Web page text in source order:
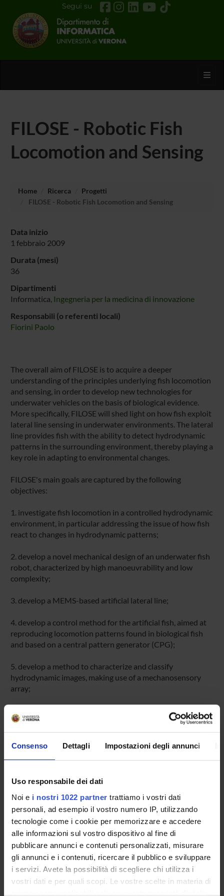
Consenso Dettagli Impostazioni degli annunci
Uso responsabile dei dati
Noi e i nostri 1022 partner trattiamo i vostri dati
personali, ad esempio il vostro numero IP, utilizzando
tecnologie come i cookie per memorizzare e accedere
alle informazioni sul vostro dispositivo al fine di
pubblicare annunci e contenuti personalizzati, misurare
gli annunci e i contenuti, ricercare il pubblico e sviluppare
i servizi. Avete la possibilità di scegliere chi utilizza i
vostri dati e per quali scopi. Le vostre scelte in materia di
privacy sono applicabili solo su questa proprietà digitale
Segui su
FILOSE - Robotic Fish
Locomotion and Sensing
Home Ricerca
Progetti
FILOSE - Robotic Fish Locomotion and Sensing
Data inizio
1 febbraio 2009
Durata (mesi)
36
Dipartimenti
Informatica, Ingegneria per la medicina di innovazione
Responsabili (o referenti locali)
Fiorini Paolo
The overall aim of FILOSE is to acquire a deeper
understanding of the principles underlying fish locomotion
and sensing, in order to develop new technologies for
underwater vehicles on the basis of biological evidence.
More specifically, FILOSE will shed light on how fish exploit
lateral line sensing in underwater environments. The lateral
line provides fish with the ability to detect hydrodynamic
patterns in the surrounding environment, thereby playing a
key role in adapting to environmental changes.
FILOSE's main goals are captured by the following
objectives:
1. investigate fish locomotion in a controlled hydrodynamic
environment, in particular addressing the issue of how fish
react to changes in hydrodynamic patterns;
2. develop a novel mechanical design of an underwater fish
robot, characterized by high manoeuvrability and low
complexity;
3. develop a MEMS-based artificial lateral line;
4. develop a control method for the artificial fish, aimed at
reproducing locomotion patterns found in biological fish
and based on a central pattern generator (CPG);
5. develop a method to characterize and classify
hydrodynamic images, making use of a mechanosensory
array;
6. develop a classification method to couple detected
hydrodynamic events with locomotion patterns found in
biological fish;
artificial fish equipped with artificial lateral line sensing
with respect to the behaviour of a biological fish.
We believe that the proposed investigations are key to
building underwater robots that improve on the existing by
exhibiting a greater degree of autonomy, adaptability to
environmental changes, manoeuvrability, stability and
overall lower complexity, as well as moving more efficiently
and quietly.